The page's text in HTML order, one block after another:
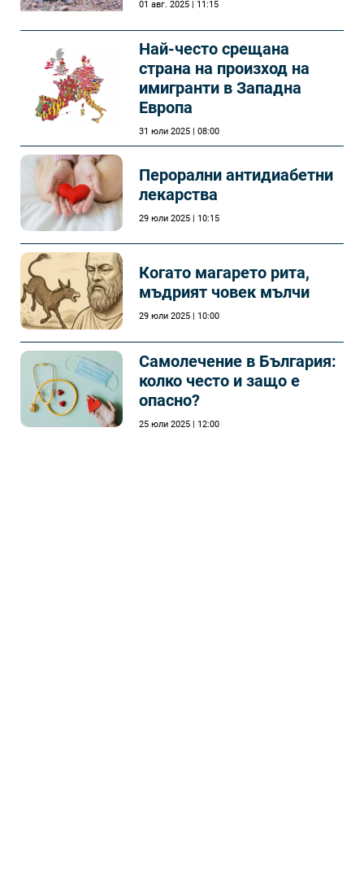
01 авг. 2025 | 11:15
Най-често срещана
страна на произход на
имигранти в Западна
Европа
31 юли 2025 | 08:00
Перорални антидиабетни
лекарства
29 юли 2025 | 10:15
Когато магарето рита,
мъдрият човек мълчи
29 юли 2025 | 10:00
Самолечeние в България:
колко често и защо е
опасно?
25 юли 2025 | 12:00